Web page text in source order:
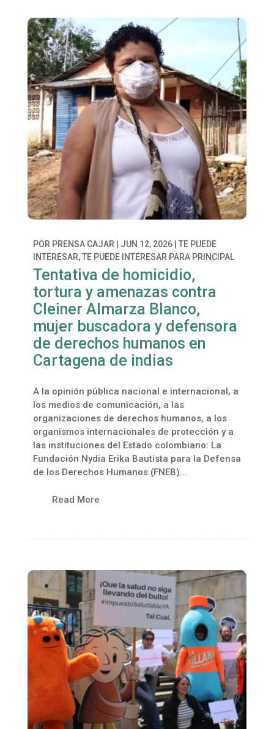
POR PRENSA CAJAR JUN 12, 2026| TE PUEDE
INTERESAR,TE PUEDE INTERESAR PARA PRINCIPAL
Tentativa de homicidio,
tortura y amenazas contra
Cleiner Almarza Blanco,
mujer buscadora y defensora
de derechos humanos en
Cartagena de indias
A la opinión pública nacional e internacional, a
los medios de comunicación, a las
organizaciones de derechos humanos, a los
organismos internacionales de protección y a
las instituciones del Estado colombiano: La
Fundación Nydia Erika Bautista para la Defensa
de los Derechos Humanos (FNEB)...
Read More